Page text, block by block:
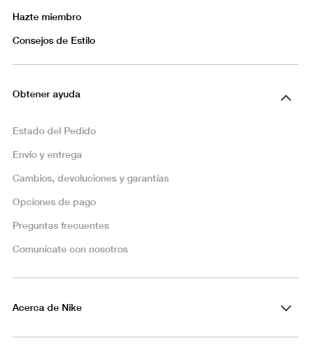
Hazte miembro
Consejos de Estilo
Obtener ayuda
Estado del Pedido
Envío y entrega
Cambios, devoluciones y garantías
Opciones de pago
Preguntas frecuentes
Comunícate con nosotros
Acerca de Nike